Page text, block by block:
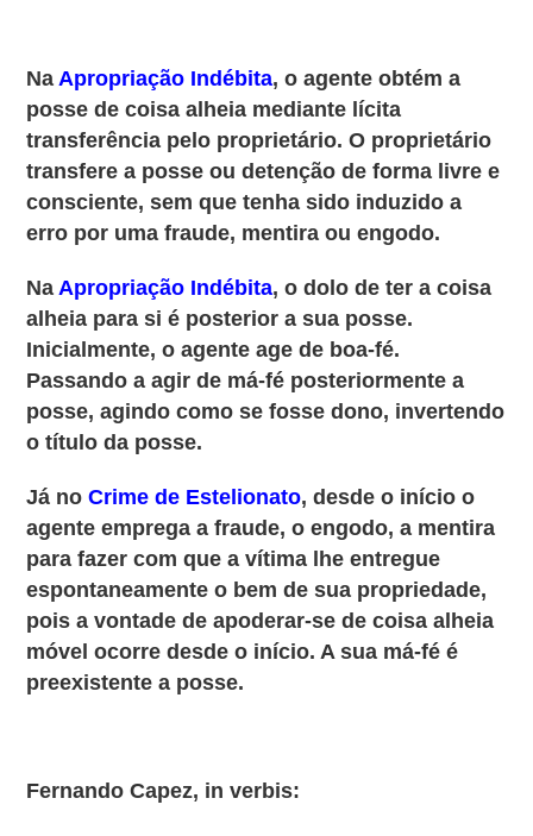
Na Apropriação Indébita, o agente obtém a
posse de coisa alheia mediante lícita
transferência pelo proprietário. O proprietário
transfere a posse ou detenção de forma livre e
consciente, sem que tenha sido induzido a
erro por uma fraude, mentira ou engodo.
Na Apropriação Indébita, o dolo de ter a coisa
alheia para si é posterior a sua posse.
Inicialmente, o agente age de boa-fé.
Passando a agir de má-fé posteriormente a
posse, agindo como se fosse dono, invertendo
o título da posse.
Já noCrime de Estelionato, desde o início o
agente emprega a fraude, o engodo, a mentira
para fazer com que a vítima lhe entregue
espontaneamente o bem de sua propriedade,
pois a vontade de apoderar-se de coisa alheia
móvel ocorre desde o início. A sua má-fé é
preexistente a posse.
Fernando Capez, in verbis: